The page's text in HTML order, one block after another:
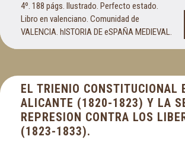
4º. 188 págs. Ilustrado. Perfecto estado.
Libro en valenciano. Comunidad de
VALENCIA. hISTORIA DE eSPAÑA MEDIEVAL.
EL TRIENIO CONSTITUCIONAL
ALICANTE (1820-1823) Y LA
REPRESION CONTRA LOS
(1823-1833).